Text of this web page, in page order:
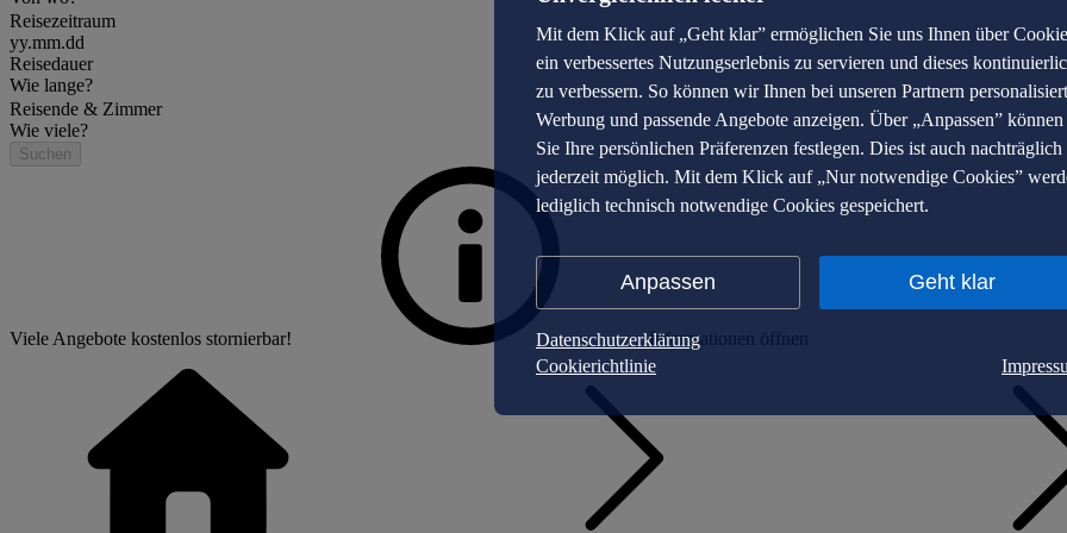
Mit dem Klick auf „Geht klar” ermöglichen Sie uns Ihnen über
ein verbessertes Nutzungserlebnis zu servieren und dieses
zu verbessern. So können wir Ihnen bei unseren Partnern
Werbung und passende Angebote anzeigen. Über „Anpassen” können
Sie Ihre persönlichen Präferenzen festlegen. Dies ist auch nachträglich
jederzeit möglich. Mit dem Klick auf „Nur notwendige Cookies”
lediglich technisch notwendige Cookies gespeichert.
Anpassen Geht klar
Datenschutzerklärung
Cookierichtlinie
Reisezeitraum
yy.mm.dd
Reisedauer
Wie lange?
Reisende & Zimmer
Wie viele?
Suchen
Viele Angebote kostenlos stornierbar! Informationen öffnen